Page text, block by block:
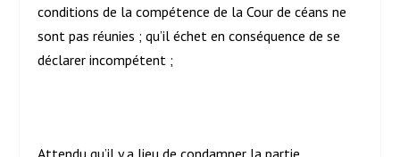
conditions de la compétence de la Cour de céans ne
sont pas réunies ; qu’il échet en conséquence de se
déclarer incompétent ;